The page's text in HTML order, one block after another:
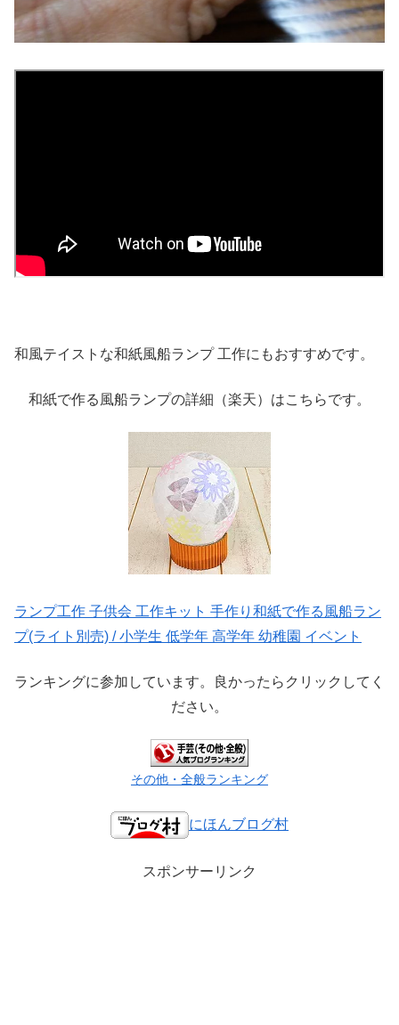
和風テイストな和紙風船ランプ 工作にもおすすめです。
和紙で作る風船ランプの詳細（楽天）はこちらです。
ランプ工作 子供会 工作キット 手作り和紙で作る風船ラン
プ(ライト別売) / 小学生 低学年 高学年 幼稚園 イベント
ランキングに参加しています。良かったらクリックしてく
ださい。
その他・全般ランキング
にほんブログ村
スポンサーリンク